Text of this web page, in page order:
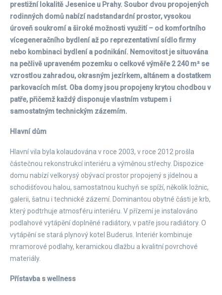
prestižní lokalitě Jesenice u Prahy. Soubor dvou propojených
rodinných domů nabízí nadstandardní prostor, vysokou
úroveň soukromí a široké možnosti využití – od komfortního
vícegeneračního bydlení až po reprezentativní sídlo firmy
nebo kombinaci bydlení a podnikání. Nemovitost je situována
na pečlivě upraveném pozemku o celkové výměře 2 240 m² se
vzrostlou zahradou, okrasným jezírkem, altánem a dostatkem
parkovacích míst. Oba domy jsou propojeny krytou chodbou v
patře, přičemž každý disponuje vlastním vstupem i
samostatným technickým zázemím.
Hlavní dům
Hlavní vila byla kolaudována v roce 2003, v roce 2012 prošla
částečnou rekonstrukcí interiéru a výměnou střechy. Dispozice
domu nabízí velkorysý obývací prostor propojený s jídelnou a
schodišťovou halou, samostatnou kuchyň se spíží, několik ložnic,
galerii, šatnu i technické zázemí. Dominantou obytné části je krb,
který podtrhuje atmosféru interiéru. V přízemí je instalováno
podlahové vytápění doplněné radiátory, v patře jsou radiátory. O
vytápění se stará plynový kotel Buderus. Interiér kombinuje
mramorové podlahy, keramickou dlažbu a kvalitní povrchové
materiály.
Přístavba s wellness